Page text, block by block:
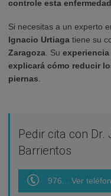
controle esta
Si necesitas a un experto
Ignacio Urtiaga tiene su
Zaragoza. Su experiencia
explicará cómo reducir
piernas.
Pedir cita con Dr.
Barrientos
976... Ver